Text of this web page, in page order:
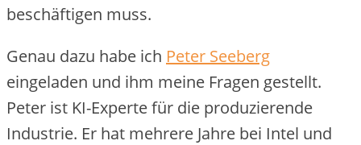
beschäftigen muss.
Genau dazu habe ich Peter Seeberg
eingeladen und ihm meine Fragen gestellt.
Peter ist KI-Experte für die produzierende
Industrie. Er hat mehrere Jahre bei Intel und